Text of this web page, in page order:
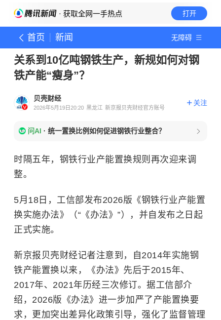
· 获取全网一手热点 打开
首页 新闻 无障碍
关系到10亿吨钢铁生产，新规如何对钢
铁产能“瘦身”？
贝壳财经
2026年5月19日20:20 黑龙江 新京报贝壳财经官方账号
关注
问AI · 统一置换比例如何促进钢铁行业整合？
时隔五年，钢铁行业产能置换规则再次迎来调
整。
5月18日，工信部发布2026版《钢铁行业产能置
换实施办法》（“《办法》”），并自发布之日起
正式实施。
新京报贝壳财经记者注意到，自2014年实施钢
铁产能置换以来，《办法》先后于2015年、
2017年、2021年历经三次修订。据工信部介
绍，2026版《办法》进一步加严了产能置换要
求，更加突出差异化政策引导，强化了监督管理